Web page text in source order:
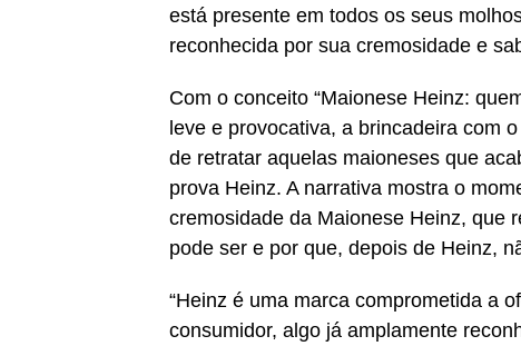
está presente em todos os seus
reconhecida por sua cremosidade e
Com o conceito “Maionese Heinz:
leve e provocativa, a brincadeira com
de retratar aquelas maioneses que
prova Heinz. A narrativa mostra o
cremosidade da Maionese Heinz, que
pode ser e por que, depois de Heinz,
“Heinz é uma marca comprometida a
consumidor, algo já amplamente